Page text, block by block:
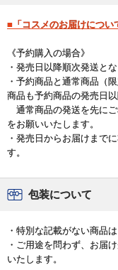
■「コスメのお届けについ
《予約購入の場合》
・発売日以降順次発送とな
・予約商品と通常商品（
商品も予約商品の発売日
通常商品の発送を先に
をお願いいたします。
・発売日からお届けまで
す。
包装について
・特別な記載がない商品
・ご用途を問わず、お届
いたします。